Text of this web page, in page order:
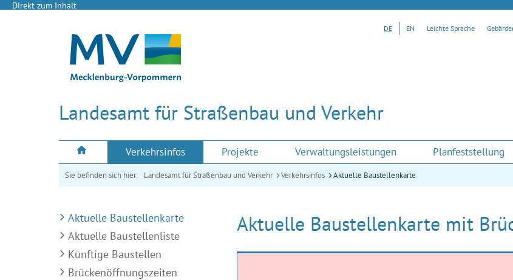
Direkt zum Inhalt
Landesamt für Straßenbau und Verkehr
DE EN Leichte Sprache
Verkehrsinfos Projekte Verwaltungsleistungen Planfeststellung
Sie befinden sich hier: Landesamt für Straßenbau und Verkehr Verkehrsinfos Aktuelle Baustellenkarte
Aktuelle Baustellenkarte
Aktuelle Baustellenliste
Künftige Baustellen
Brückenöffnungszeiten
Aktuelle Baustellenkarte mit